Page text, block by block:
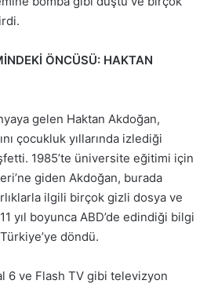
ÖNCÜSÜ: HAKTAN
gelen Haktan Akdoğan,
çocukluk yıllarında izlediği
1985’te üniversite eğitimi için
giden Akdoğan, burada
ilgili birçok gizli dosya ve
yıl boyunca ABD’de edindiği bilgi
döndü.
6 ve Flash TV gibi televizyon